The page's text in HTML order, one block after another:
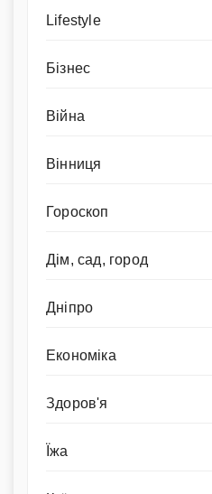
Lifestyle
Бізнес
Війна
Вінниця
Гороскоп
Дім, сад, город
Дніпро
Економіка
Здоров'я
Їжа